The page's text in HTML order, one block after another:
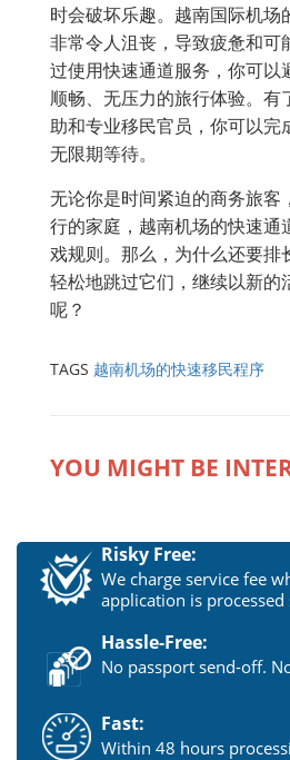
时会破坏乐趣。越南国际机场
非常令人沮丧，导致疲惫和可
过使用快速通道服务，你可以
顺畅、无压力的旅行体验。有
助和专业移民官员，你可以完
无限期等待。
无论你是时间紧迫的商务旅客
行的家庭，越南机场的快速通
戏规则。那么，为什么还要排
轻松地跳过它们，继续以新的
呢？
TAGS 越南机场的快速移民程序
YOU MIGHT BE
Risky Free:
We charge service fee
application is processed
Hassle-Free:
No passport send-off.
Fast:
Within 48 hours